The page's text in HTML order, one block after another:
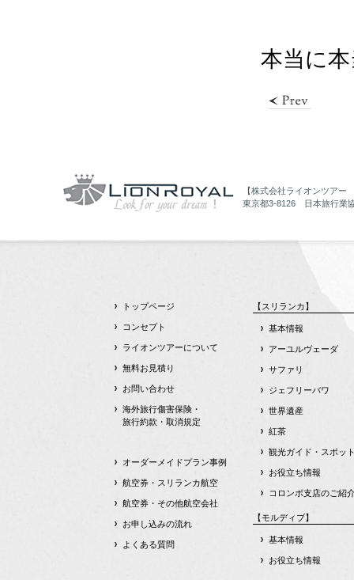
本当に
【株式会社ライオンツア
東京都3-8126 日本旅行業
トップページ
コンセプト
ライオンツアーについて
無料お見積り
お問い合わせ
海外旅行傷害保険・
旅行約款・取消規定
オーダーメイドプラン事例
航空券・スリランカ航空
航空券・その他航空会社
お申し込みの流れ
よくある質問
【スリランカ】
基本情報
アーユルヴェーダ
サファリ
ジェフリーバワ
世界遺産
紅茶
観光ガイド・スポッ
お役立ち情報
コロンボ支店のご紹
【モルディブ】
基本情報
お役立ち情報